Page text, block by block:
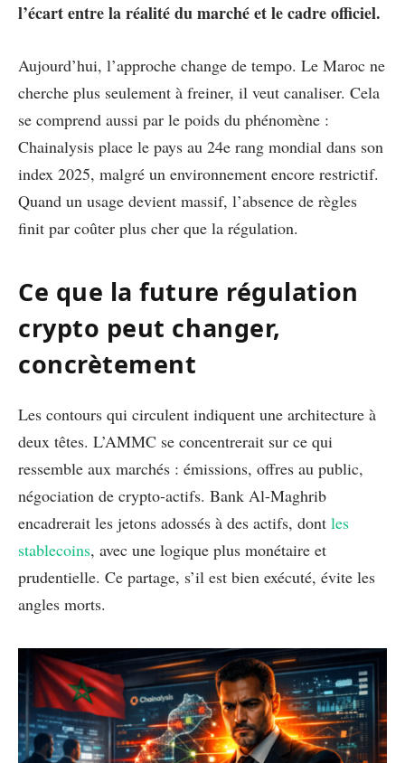
l’écart entre la réalité du marché et le cadre officiel.
Aujourd’hui, l’approche change de tempo. Le Maroc ne
cherche plus seulement à freiner, il veut canaliser. Cela
se comprend aussi par le poids du phénomène :
Chainalysis place le pays au 24e rang mondial dans son
index 2025, malgré un environnement encore restrictif.
Quand un usage devient massif, l’absence de règles
finit par coûter plus cher que la régulation.
Ce que la future régulation
crypto peut changer,
concrètement
Les contours qui circulent indiquent une architecture à
deux têtes. L’AMMC se concentrerait sur ce qui
ressemble aux marchés : émissions, offres au public,
négociation de crypto-actifs. Bank Al-Maghrib
encadrerait les jetons adossés à des actifs, dont les
stablecoins, avec une logique plus monétaire et
prudentielle. Ce partage, s’il est bien exécuté, évite les
angles morts.